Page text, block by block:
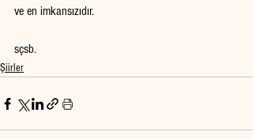
ve en imkansızıdır.
sçsb.
Şiirler